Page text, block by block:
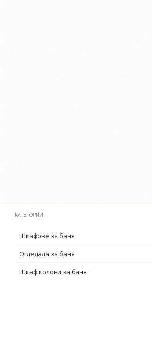
КАТЕГОРИИ
Шкафове за баня
Огледала за баня
Шкаф колони за баня